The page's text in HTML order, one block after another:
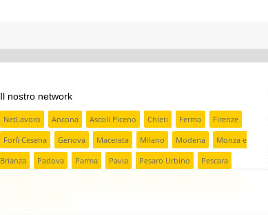
Il nostro network
NetLavoro Ancona Ascoli Piceno Chieti Fermo
Firenze
Forlì Cesena
Genova Macerata Milano Modena
Monza e
Brianza
Padova Parma Pavia Pesaro Urbino
Pescara